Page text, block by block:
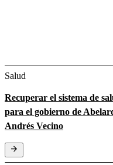
Salud
Recuperar el sistema de
para el gobierno de
Andrés Vecino